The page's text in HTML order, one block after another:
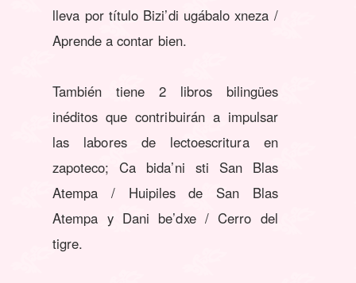
lleva por título Bizi’di ugábalo xneza /
Aprende a contar bien.
También tiene 2 libros bilingües
inéditos que contribuirán a impulsar
las labores de lectoescritura en
zapoteco; Ca bida’ni sti San Blas
Atempa / Huipiles de San Blas
Atempa y Dani be’dxe / Cerro del
tigre.